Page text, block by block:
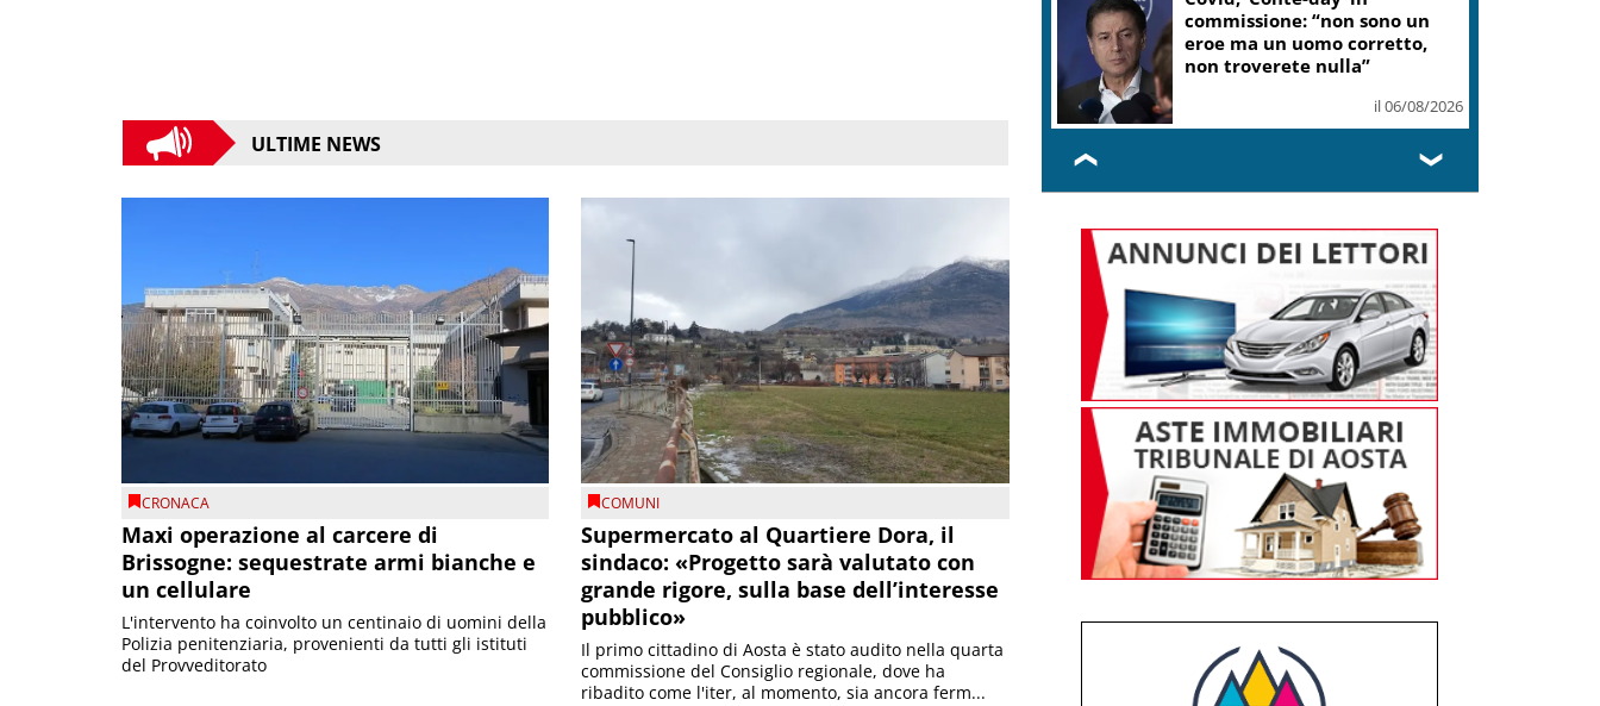
ULTIME NEWS
CRONACA
Maxi operazione al carcere di
Brissogne: sequestrate armi bianche e
un cellulare
L'intervento ha coinvolto un centinaio di uomini della
Polizia penitenziaria, provenienti da tutti gli istituti
del Provveditorato
COMUNI
Supermercato al Quartiere Dora, il
sindaco: «Progetto sarà valutato con
grande rigore, sulla base dell’interesse
pubblico»
Il primo cittadino di Aosta è stato audito nella quarta
commissione del Consiglio regionale, dove ha
ribadito come l'iter, al momento, sia ancora ferm...
commissione: “non sono un
eroe ma un uomo corretto,
non troverete nulla”
il 06/08/2026
❮ ❯